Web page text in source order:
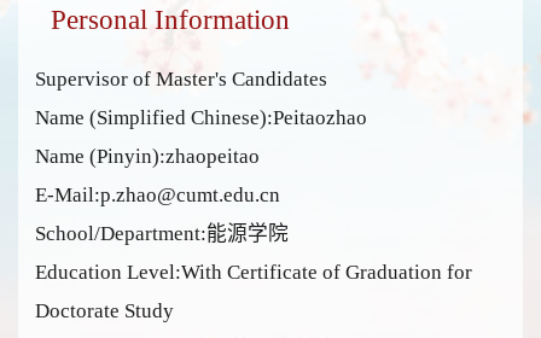
Personal Information
Supervisor of Master's Candidates
Name (Simplified Chinese):Peitaozhao
Name (Pinyin):zhaopeitao
E-Mail:p.zhao@cumt.edu.cn
School/Department:能源学院
Education Level:With Certificate of Graduation for
Doctorate Study